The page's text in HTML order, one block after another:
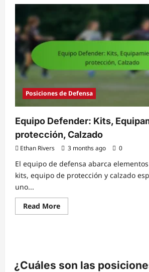
Estadísticas
Defender:
Métricas
rendimiento,
Comparaciones
Posiciones de Defensa
Equipo Defender: Kits,
protección, Calzado
Ethan Rivers 3 months ago 0
El equipo de defensa abarca
kits, equipo de protección y calzado
uno...
Read MoreRead
more
protección,
Calzado
¿Cuáles son las